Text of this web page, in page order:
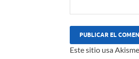
Este sitio usa